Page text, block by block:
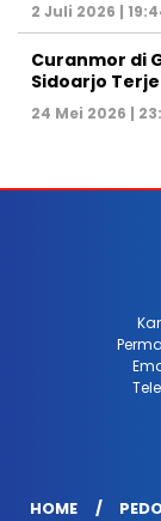
2 Juli 2026 |
Curanmor di
Sidoarjo
24 Mei 2026 |
HOME